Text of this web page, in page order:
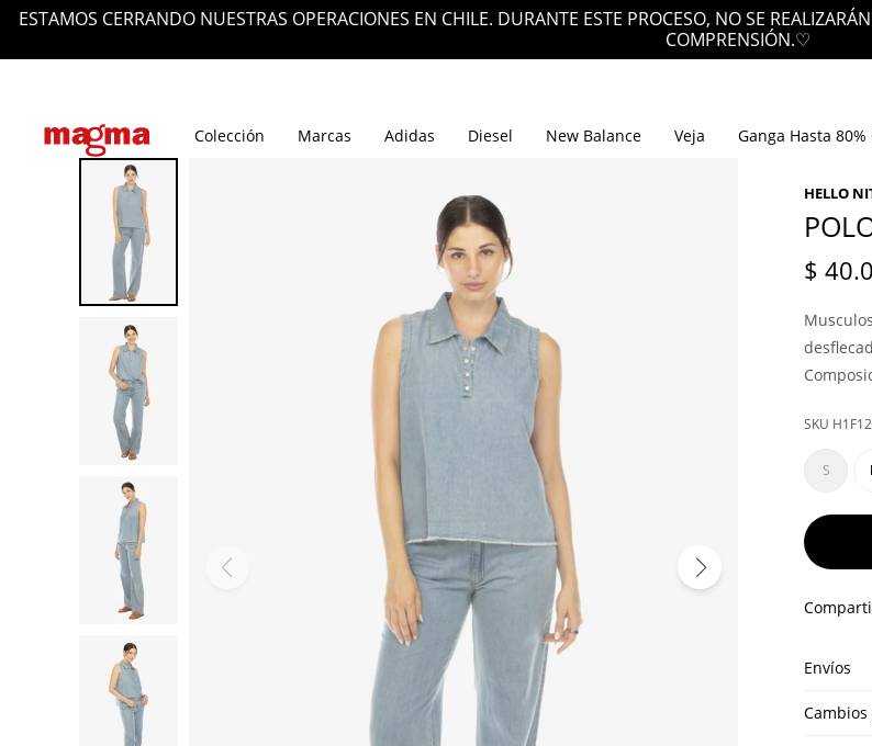
ESTAMOS CERRANDO NUESTRAS OPERACIONES EN CHILE. DURANTE ESTE PROCESO, NO SE
COMPRENSIÓN.♡
Colección Marcas Adidas Diesel New Balance Veja Ganga Hasta 80%
HELLO
$
S
Envíos
Cambios